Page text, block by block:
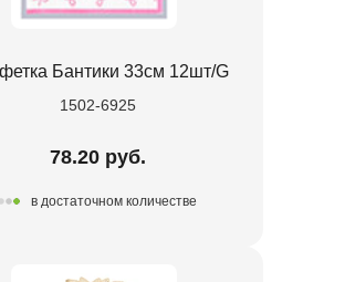
Бантики 33см 12шт/G
1502-6925
78.20 руб.
в достаточном количестве